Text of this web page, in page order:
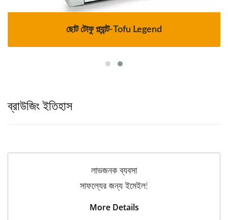
ছোট টোফু প্ল্যান্ট-Tofu Legend
ব্রাউজিং ইতিহাস
লাভজনক ব্যবসা
সাফল্যের জন্য ইমেইল!
More Details